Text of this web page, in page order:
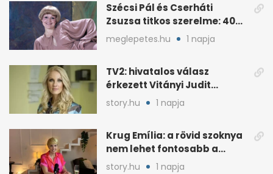
Szécsi Pál és Cserháti
Zsuzsa titkos szerelme: 40
év után derült ki
meglepetes.hu 1 napja
TV2: hivatalos válasz
érkezett Vitányi Judit
további szerepéről
story.hu 1 napja
Krug Emília: a rövid szoknya
nem lehet fontosabb a
kérdéseimnél
story.hu 1 napja